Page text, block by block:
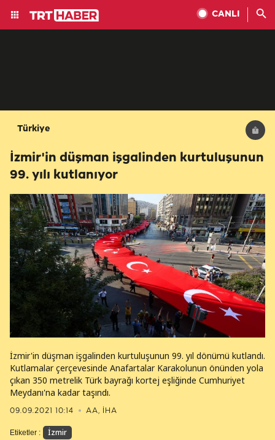
CANLI
Türkiye
İzmir'in düşman işgalinden kurtuluşunun
99. yılı kutlanıyor
09.09.2021 10:14 AA, İHA
İzmir'in düşman işgalinden kurtuluşunun 99. yıl dönümü kutlandı.
Kutlamalar çerçevesinde Anafartalar Karakolunun önünden yola
çıkan 350 metrelik Türk bayrağı kortej eşliğinde Cumhuriyet
Meydanı'na kadar taşındı.
Etiketler : İzmir